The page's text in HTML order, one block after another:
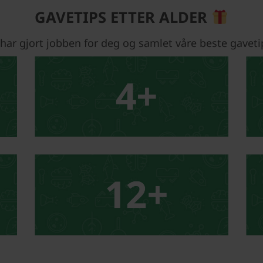
GAVETIPS ETTER ALDER
gjort jobben for deg og samlet våre beste